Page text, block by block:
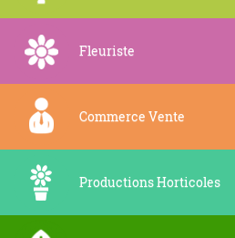
Fleuriste
Commerce Vente
Productions Horticoles